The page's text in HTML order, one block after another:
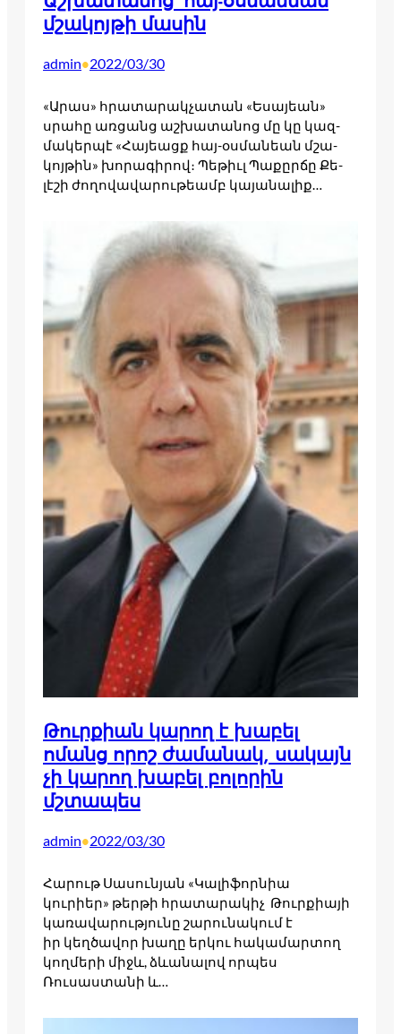
մշակոյթի մասին
admin•2022/03/30
«Արաս» հրա­տարակ­չա­տան «Եսա­յեան»
սրա­հը առ­ցանց աշ­խա­տանոց մը կը կազ­
մա­կեր­պէ «Հա­յեացք հայ-օս­մա­նեան մշա­
կոյ­թին» խո­րագի­րով։ Պե­թիւլ Պա­քըր­ճը Քե­
լէշի ժո­ղովա­վարու­թեամբ կա­յանա­լիք…
Թուրքիան կարող է խաբել
ոմանց որոշ ժամանակ, սակայն
չի կարող խաբել բոլորին
մշտապես
admin•2022/03/30
Հարութ Սասունյան «Կալիֆորնիա
կուրիեր» թերթի հրատարակիչ Թուրքիայի
կառավարությունը շարունակում է
իր կեղծավոր խաղը երկու հակամարտող
կողմերի միջև, ձևանալով որպես
Ռուսաստանի և…